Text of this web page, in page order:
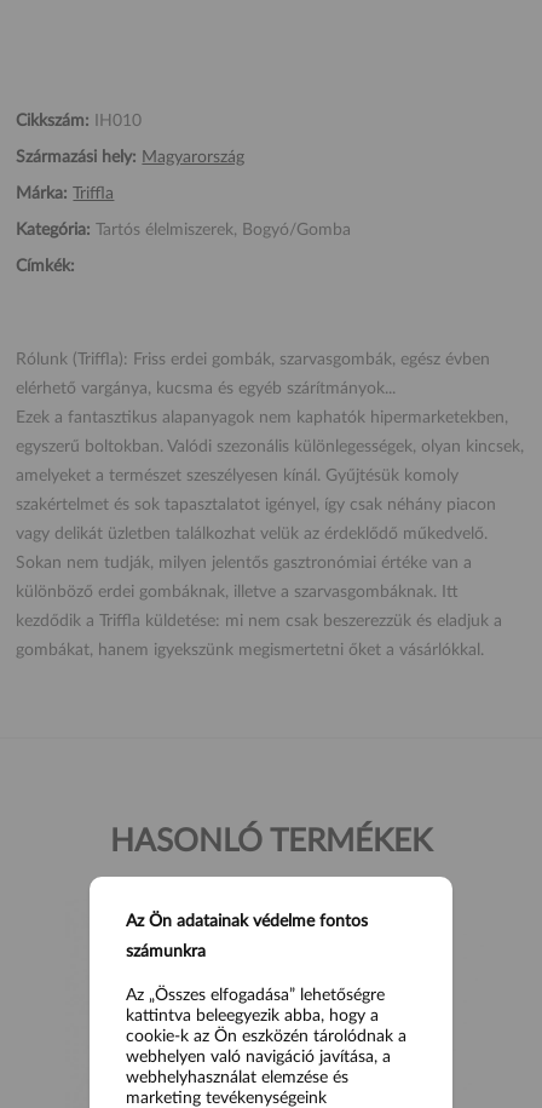
Cikkszám: IH010
Származási hely: Magyarország
Márka: Triffla
Kategória: Tartós élelmiszerek, Bogyó/Gomba
Címkék:
Rólunk (Triffla): Friss erdei gombák, szarvasgombák, egész évben
elérhető vargánya, kucsma és egyéb szárítmányok...
Ezek a fantasztikus alapanyagok nem kaphatók hipermarketekben,
egyszerű boltokban. Valódi szezonális különlegességek, olyan kincsek,
amelyeket a természet szeszélyesen kínál. Gyűjtésük komoly
szakértelmet és sok tapasztalatot igényel, így csak néhány piacon
vagy delikát üzletben találkozhat velük az érdeklődő műkedvelő.
Sokan nem tudják, milyen jelentős gasztronómiai értéke van a
különböző erdei gombáknak, illetve a szarvasgombáknak. Itt
kezdődik a Triffla küldetése: mi nem csak beszerezzük és eladjuk a
gombákat, hanem igyekszünk megismertetni őket a vásárlókkal.
HASONLÓ TERMÉKEK
Az Ön adatainak védelme fontos
számunkra
Az „Összes elfogadása” lehetőségre
kattintva beleegyezik abba, hogy a
cookie-k az Ön eszközén tárolódnak a
webhelyen való navigáció javítása, a
webhelyhasználat elemzése és
marketing tevékenységeink